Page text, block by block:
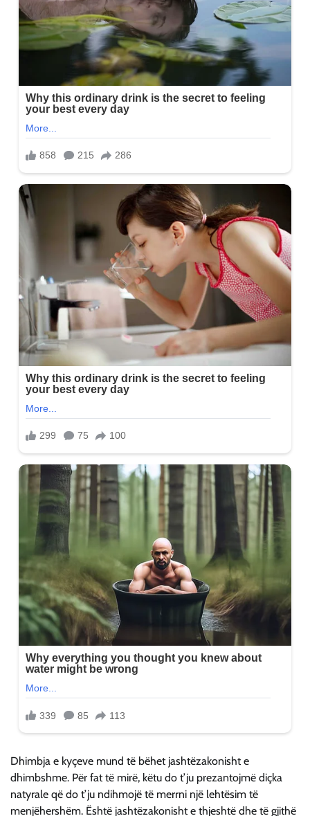
Dhimbja e kyçeve mund të bëhet jashtëzakonisht e
dhimbshme. Për fat të mirë, këtu do t’ju prezantojmë diçka
natyrale që do t’ju ndihmojë të merrni një lehtësim të
menjëhershëm. Është jashtëzakonisht e thjeshtë dhe të gjithë